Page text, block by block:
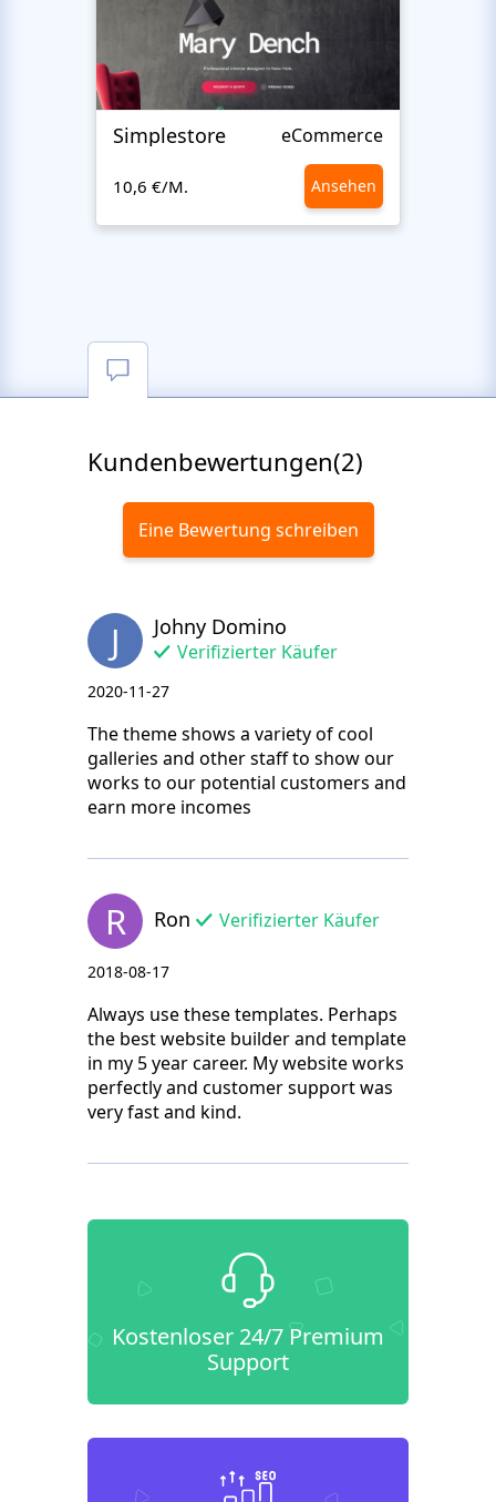
Simplestore eCommerce
10,6 €/M. Ansehen
Kundenbewertungen(2)
Eine Bewertung schreiben
J Johny Domino
Verifizierter Käufer
2020-11-27
The theme shows a variety of cool
galleries and other staff to show our
works to our potential customers and
earn more incomes
R Ron Verifizierter Käufer
2018-08-17
Always use these templates. Perhaps
the best website builder and template
in my 5 year career. My website works
perfectly and customer support was
very fast and kind.
Kostenloser 24/7 Premium
Support